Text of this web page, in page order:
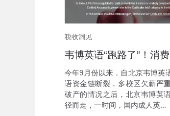
税收洞见
今年9月份以来，自北京韦博英
语资金链断裂，多校区欠薪严
破产的情况之后，北京韦博英
径而走，一时间，国内成人英...